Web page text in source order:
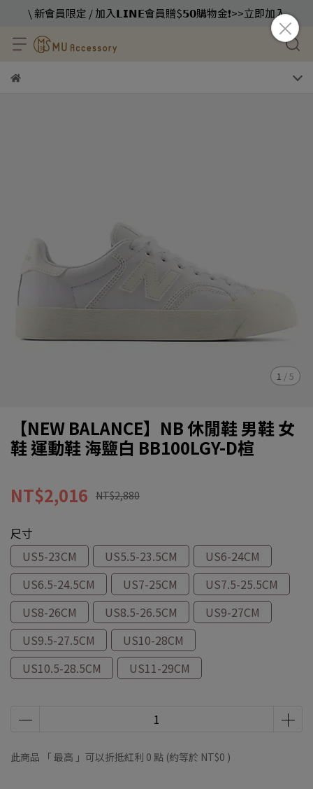
\ 新會員限定 / 加入𝗟𝗜𝗡𝗘會員贈$𝟱𝟬購物金❗️>>立即加入
1 /5
【NEW BALANCE】NB 休閒鞋 男鞋 女
鞋 運動鞋 海鹽白 BB100LGY-D楦
NT$2,016 NT$2,880
尺寸
US5-23CM
US5.5-23.5CM
US6-24CM
US6.5-24.5CM
US7-25CM
US7.5-25.5CM
US8-26CM
US8.5-26.5CM
US9-27CM
US9.5-27.5CM
US10-28CM
US10.5-28.5CM
US11-29CM
此商品 「 最高 」可以折抵紅利 0 點 (約等於 NT$0 )